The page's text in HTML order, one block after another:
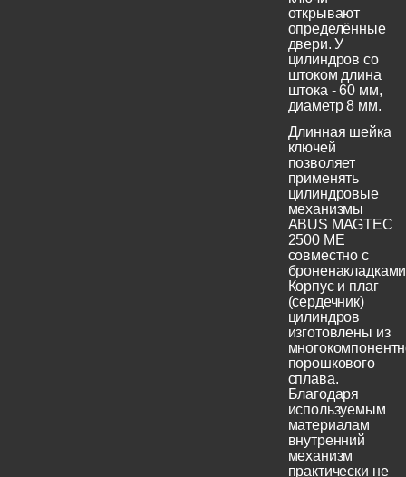
открывают
определённые
двери. У
цилиндров со
штоком длина
штока - 60 мм,
диаметр 8 мм.
Длинная шейка
ключей
позволяет
применять
цилиндровые
механизмы
ABUS MAGTEC
2500 ME
совместно с
Корпус и плаг
(сердечник)
цилиндров
изготовлены из
порошкового
сплава.
Благодаря
используемым
материалам
внутренний
механизм
практически не